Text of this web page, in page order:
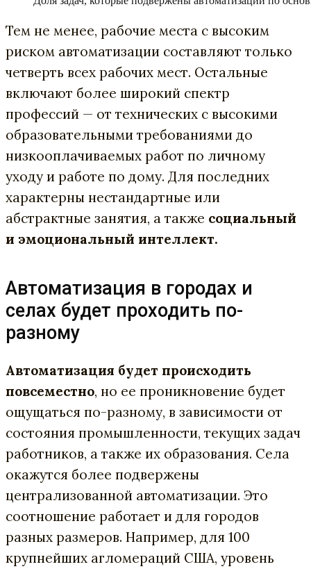
Тем не менее, рабочие места с высоким
риском автоматизации составляют только
четверть всех рабочих мест. Остальные
включают более широкий спектр
профессий — от технических с высокими
образовательными требованиями до
низкооплачиваемых работ по личному
уходу и работе по дому. Для последних
характерны нестандартные или
абстрактные занятия, а также социальный
и эмоциональный интеллект.
Автоматизация в городах и
селах будет проходить по-
разному
Автоматизация будет происходить
повсеместно, но ее проникновение будет
ощущаться по-разному, в зависимости от
состояния промышленности, текущих задач
работников, а также их образования. Села
окажутся более подвержены
централизованной автоматизации. Это
соотношение работает и для городов
разных размеров. Например, для 100
крупнейших агломераций США, уровень